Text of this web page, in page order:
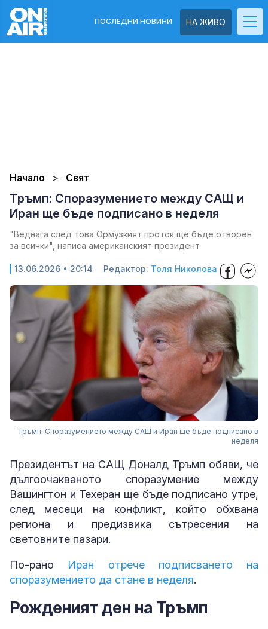
НА ЖИВО
ПОСЛЕДНИ НОВИНИ
Начало Свят
Тръмп: Споразумението между САЩ и
Иран ще бъде подписано в неделя
"Веднага след това Ормузкият проток ще бъде отворен
за всички", написа американският президент
13.06.2026 • 20:14 Редактор: Толя Николова
Тръмп: Споразумението между САЩ и Иран ще бъде подписано в
неделя
Президентът на САЩ Доналд Тръмп обяви, че
дългоочакваното споразумение между
Вашингтон и Техеран ще бъде подписано утре,
след месеци на конфликт, който обхвана
региона и предизвика сътресения на
световните пазари.
По-рано Иран отрече подписването на
споразумението да стане в неделя.
Рожденият ден на Тръмп